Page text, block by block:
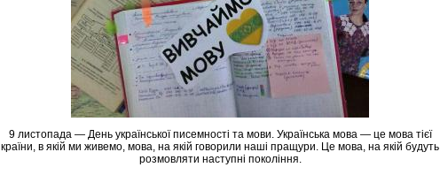
9 листопада — День української писемності та мови. Українська мова — це мова тієї
країни, в якій ми живемо, мова, на якій говорили наші пращури. Це мова, на якій будуть
розмовляти наступні покоління.